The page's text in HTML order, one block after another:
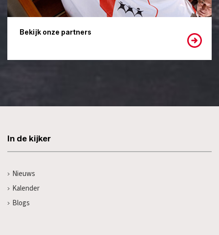
Bekijk onze partners
In de kijker
Nieuws
Kalender
Blogs